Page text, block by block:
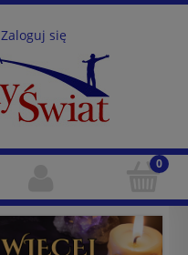
Zaloguj się